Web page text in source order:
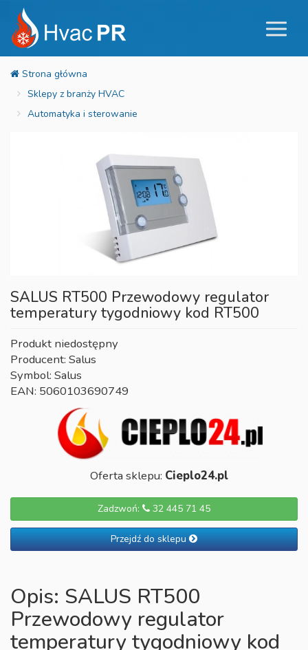
Sklepy z branży HVAC
Automatyka i sterowanie
SALUS RT500 Przewodowy regulator
temperatury tygodniowy kod RT500
Produkt niedostępny
Producent: Salus
Symbol: Salus
EAN: 5060103690749
Oferta sklepu: Cieplo24.pl
Zadzwoń: 32 445 71 45
Przejdź do sklepu
Opis: SALUS RT500
Przewodowy regulator
temperatury tygodniowy kod